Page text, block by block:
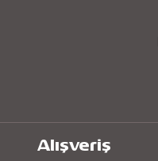
Alışveriş